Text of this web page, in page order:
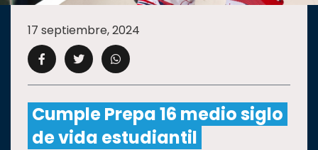
ACADEMIA
CAMPUS UANL
CULTURA
17 septiembre, 2024
Cumple Prepa 16 medio siglo
de vida estudiantil